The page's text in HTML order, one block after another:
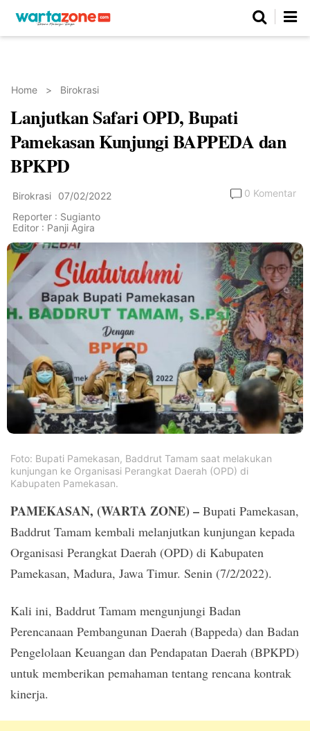
Netizen
Beranda
About Us
Contact Us
Hak Jawab
Kode Etik
Pedoman Media Siber
Redaksi
Copyright
2026
PT.
Balqis
Cyber
Media
Sejahtera
Home > Birokrasi
Lanjutkan Safari OPD, Bupati
Pamekasan Kunjungi BAPPEDA dan
BPKPD
Birokrasi 07/02/2022
0 Komentar
Reporter : Sugianto
Editor : Panji Agira
Foto: Bupati Pamekasan, Baddrut Tamam saat melakukan
kunjungan ke Organisasi Perangkat Daerah (OPD) di
Kabupaten Pamekasan.
PAMEKASAN, (WARTA ZONE) – Bupati Pamekasan,
Baddrut Tamam kembali melanjutkan kunjungan kepada
Organisasi Perangkat Daerah (OPD) di Kabupaten
Pamekasan, Madura, Jawa Timur. Senin (7/2/2022).
Kali ini, Baddrut Tamam mengunjungi Badan
Perencanaan Pembangunan Daerah (Bappeda) dan Badan
Pengelolaan Keuangan dan Pendapatan Daerah (BPKPD)
untuk memberikan pemahaman tentang rencana kontrak
kinerja.